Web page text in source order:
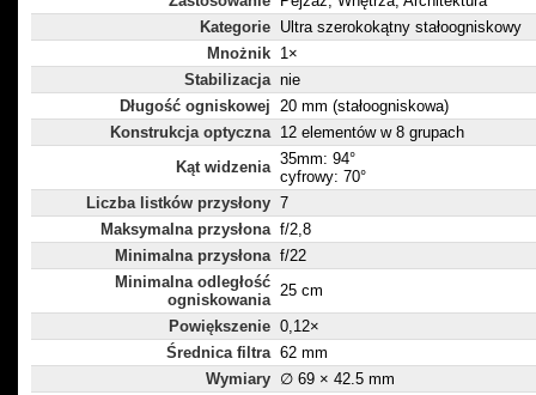
Kategorie Ultra szerokokątny stałoogniskowy
Mnożnik 1×
Stabilizacja nie
Długość ogniskowej 20 mm (stałoogniskowa)
Konstrukcja optyczna 12 elementów w 8 grupach
Kąt widzenia 35mm: 94°
cyfrowy: 70°
Liczba listków przysłony 7
Maksymalna przysłona f/2,8
Minimalna przysłona f/22
Minimalna odległość
ogniskowania
25 cm
Powiększenie 0,12×
Średnica filtra 62 mm
Wymiary ∅ 69 × 42.5 mm